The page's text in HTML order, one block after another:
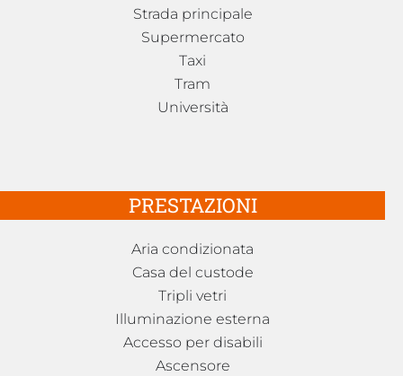
Strada principale
Supermercato
Taxi
Tram
Università
PRESTAZIONI
Aria condizionata
Casa del custode
Tripli vetri
Illuminazione esterna
Accesso per disabili
Ascensore